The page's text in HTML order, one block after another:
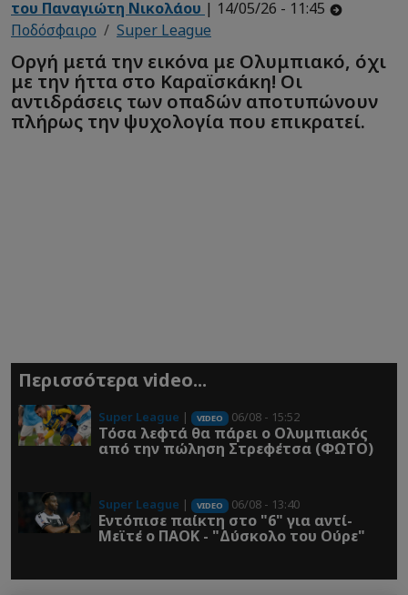
του Παναγιώτη Νικολάου | 14/05/26 - 11:45
Ποδόσφαιρο
Super League
Οργή μετά την εικόνα με Ολυμπιακό, όχι
με την ήττα στο Καραϊσκάκη! Οι
αντιδράσεις των οπαδών αποτυπώνουν
πλήρως την ψυχολογία που επικρατεί.
Περισσότερα video...
Super League | VIDEO 06/08 - 15:52
Τόσα λεφτά θα πάρει ο Ολυμπιακός
από την πώληση Στρεφέτσα (ΦΩΤΟ)
Super League | VIDEO 06/08 - 13:40
Εντόπισε παίκτη στο "6" για αντί-
Μεϊτέ ο ΠΑΟΚ - "Δύσκολο του Ούρε"